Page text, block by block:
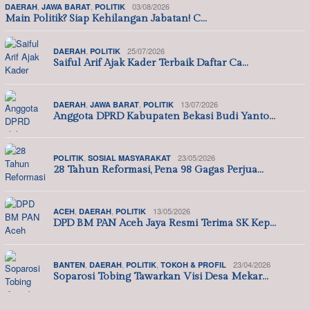
DAERAH, JAWA BARAT, POLITIK 03/08/2026
Main Politik? Siap Kehilangan Jabatan! C…
DAERAH, POLITIK 25/07/2026
Saiful Arif Ajak Kader Terbaik Daftar Ca…
DAERAH, JAWA BARAT, POLITIK 13/07/2026
Anggota DPRD Kabupaten Bekasi Budi Yanto…
POLITIK, SOSIAL MASYARAKAT 23/05/2026
28 Tahun Reformasi, Pena 98 Gagas Perjua…
ACEH, DAERAH, POLITIK 13/05/2026
DPD BM PAN Aceh Jaya Resmi Terima SK Kep…
BANTEN, DAERAH, POLITIK, TOKOH & PROFIL 23/04/2026
Soparosi Tobing Tawarkan Visi Desa Mekar…